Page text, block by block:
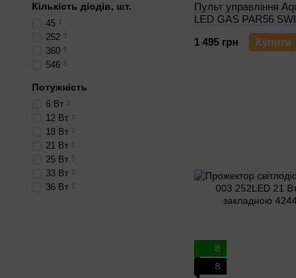
Пульт управління
LED GAS PAR56
1 495 грн
Купити
8
8
Кількість діодів, шт.
45 1
252 3
360 5
546 3
Потужність
6 Вт 1
12 Вт 1
18 Вт 2
21 Вт 1
25 Вт 5
33 Вт 2
36 Вт 1